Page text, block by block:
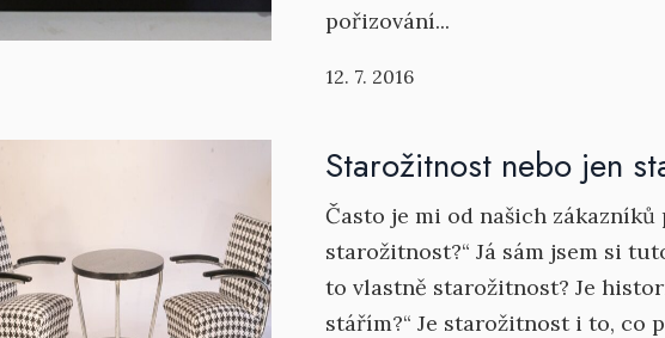
pořizování...
12. 7. 2016
Starožitnost nebo jen
Často je mi od našich
starožitnost?“ Já sám jsem si
to vlastně starožitnost? Je
stářím?“ Je starožitnost i to, co